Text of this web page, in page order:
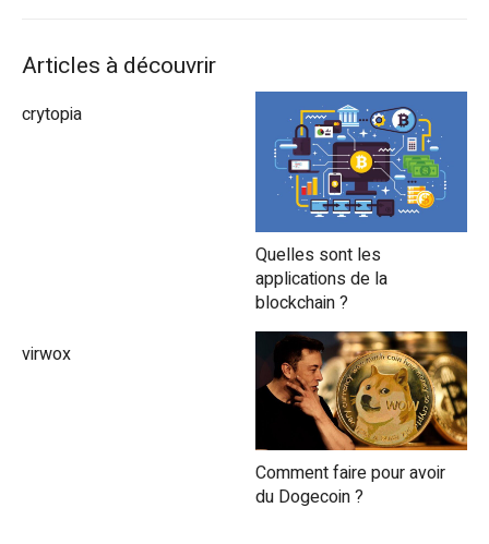
Articles à découvrir
crytopia
Quelles sont les
applications de la
blockchain ?
virwox
Comment faire pour avoir
du Dogecoin ?